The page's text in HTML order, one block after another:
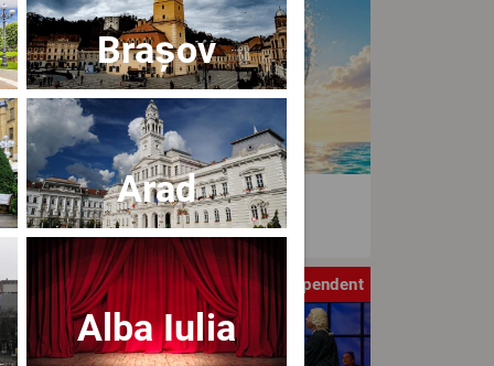
Film & Arts Festival editia IV
Independent
Brașov
Arad
Alba Iulia